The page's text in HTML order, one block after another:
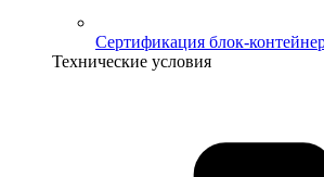
Сертификация блок-
Технические условия